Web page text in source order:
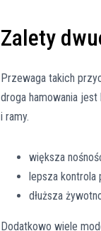
Zalety
Przewaga takich
droga hamowania
i ramy.
większa
lepsza kontrola
dłuższa
Dodatkowo wiele